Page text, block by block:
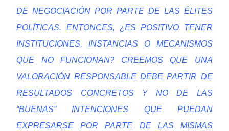
DE NEGOCIACIÓN POR PARTE DE LAS ÉLITES
POLÍTICAS. ENTONCES, ¿ES POSITIVO TENER
INSTITUCIONES, INSTANCIAS O MECANISMOS
QUE NO FUNCIONAN? CREEMOS QUE UNA
VALORACIÓN RESPONSABLE DEBE PARTIR DE
RESULTADOS CONCRETOS Y NO DE LAS
“BUENAS” INTENCIONES QUE PUEDAN
EXPRESARSE POR PARTE DE LAS MISMAS